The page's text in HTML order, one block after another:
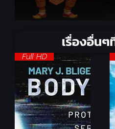
เรื่องอื่นๆ
Full HD